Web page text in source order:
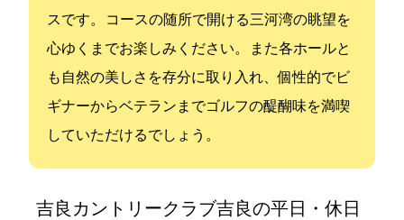
スです。 コースの随所で開ける三河湾の眺望を
心ゆくまでお楽しみください。 また各ホールと
も自然の美しさを存分に取り入れ、個性的でビ
ギナーからベテランまでゴルフの醍醐味を満喫
していただけるでしょう。
吉良カントリークラブ(吉良CC)の平日・休日